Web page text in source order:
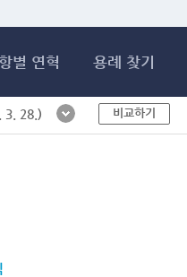
별 연혁 용례 찾기
3. 28.) 비교하기